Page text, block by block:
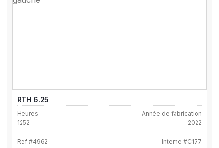
RTH 6.25
Heures
1252
Année de fabrication
2022
Ref #4962 Interne #C177